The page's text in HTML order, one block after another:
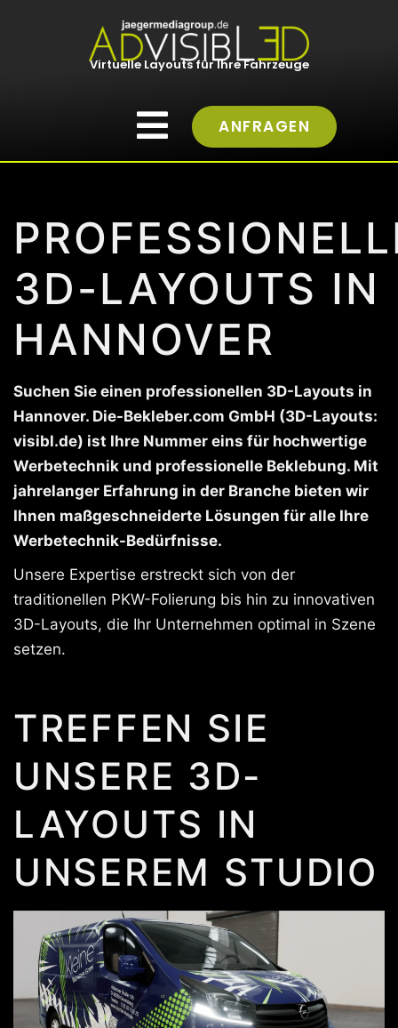
Virtuelle Layouts für Ihre Fahrzeuge
ANFRAGEN
3D-LAYOUTS IN
HANNOVER
Suchen Sie einen professionellen 3D-Layouts in
Hannover. Die-Bekleber.com GmbH (3D-Layouts:
visibl.de) ist Ihre Nummer eins für hochwertige
Werbetechnik und professionelle Beklebung. Mit
jahrelanger Erfahrung in der Branche bieten wir
Ihnen maßgeschneiderte Lösungen für alle Ihre
Werbetechnik-Bedürfnisse.
Unsere Expertise erstreckt sich von der
traditionellen PKW-Folierung bis hin zu innovativen
3D-Layouts, die Ihr Unternehmen optimal in Szene
setzen.
TREFFEN SIE
UNSERE 3D-
LAYOUTS IN
UNSEREM STUDIO